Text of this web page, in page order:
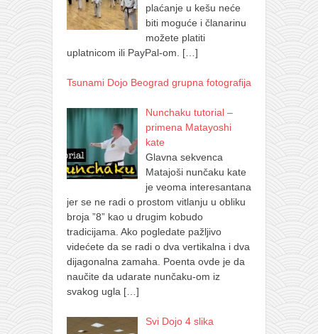
plaćanje u kešu neće
biti moguće i članarinu
možete platiti
uplatnicom ili PayPal-om. […]
Tsunami Dojo Beograd grupna fotografija
Nunchaku tutorial –
primena Matayoshi
kate
Glavna sekvenca
Matajoši nunčaku kate
je veoma interesantana
jer se ne radi o prostom vitlanju u obliku
broja ”8” kao u drugim kobudo
tradicijama. Ako pogledate pažljivo
videćete da se radi o dva vertikalna i dva
dijagonalna zamaha. Poenta ovde je da
naučite da udarate nunčaku-om iz
svakog ugla […]
Svi Dojo 4 slika